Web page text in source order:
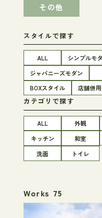
その他
スタイルで探す
ALL シンプルモ
ジャパニーズモダン
BOXスタイル
店舗併
カテゴリで探す
ALL 外観
キッチン
和室
洗面
トイレ
Works 75